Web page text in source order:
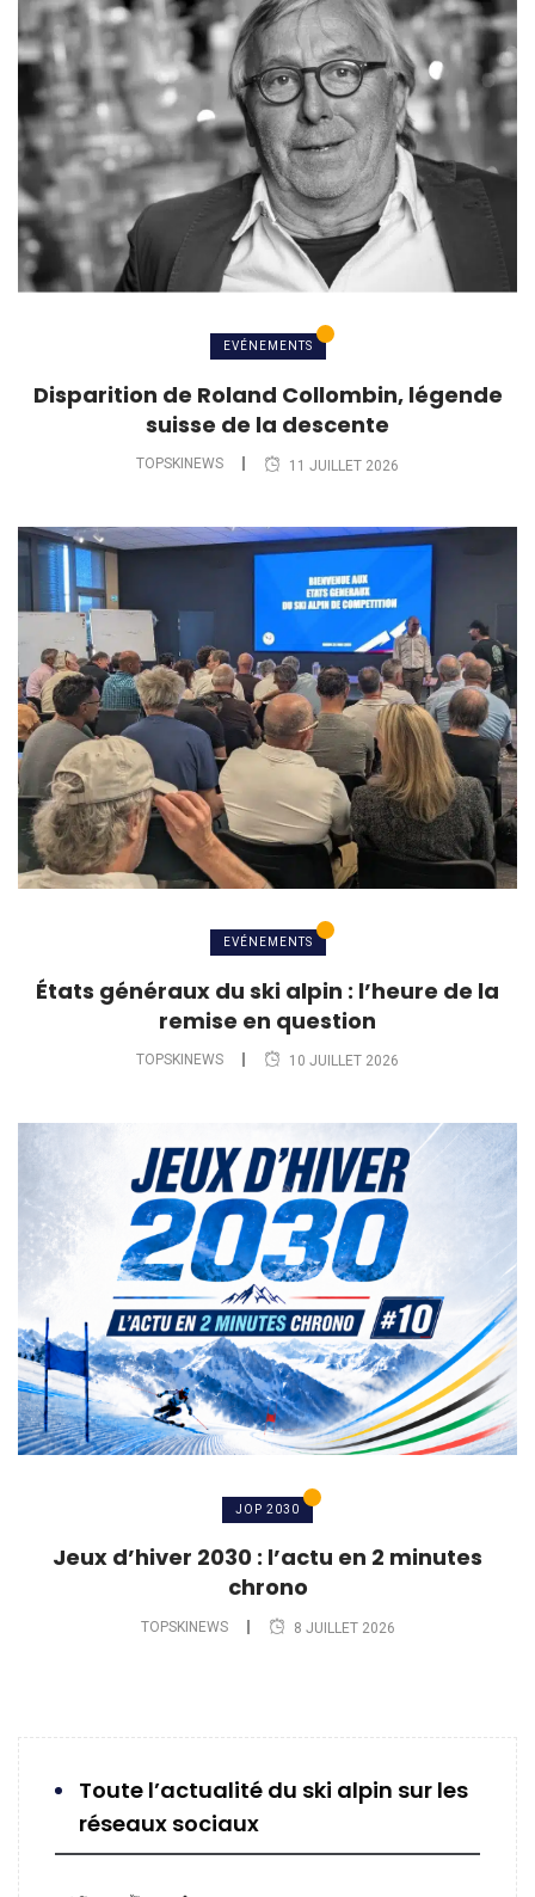
EVÉNEMENTS
Disparition de Roland Collombin, légende
suisse de la descente
TOPSKINEWS 11 JUILLET 2026
EVÉNEMENTS
États généraux du ski alpin : l’heure de la
remise en question
TOPSKINEWS 10 JUILLET 2026
JOP 2030
Jeux d’hiver 2030 : l’actu en 2 minutes
chrono
TOPSKINEWS 8 JUILLET 2026
Toute l’actualité du ski alpin sur les
réseaux sociaux